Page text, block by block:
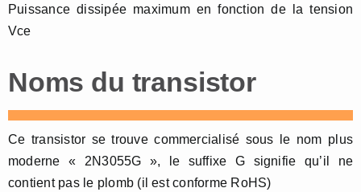
Puissance dissipée maximum en fonction de la tension
Vce
Noms du transistor
Ce transistor se trouve commercialisé sous le nom plus
moderne « 2N3055G », le suffixe G signifie qu’il ne
contient pas le plomb (il est conforme RoHS)